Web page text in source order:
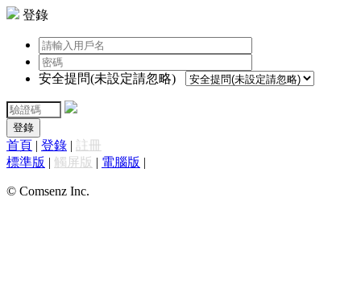
登錄
安全提問(未設定請忽略)
登錄
首頁 | 登錄 | 註冊
標準版 | 觸屏版 | 電腦版 |
© Comsenz Inc.